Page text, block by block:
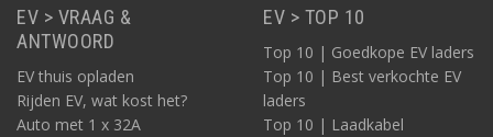
EV > VRAAG &
ANTWOORD
EV thuis opladen
Rijden EV, wat kost het?
Auto met 1 x 32A
EV > TOP 10
Top 10 | Goedkope EV laders
Top 10 | Best verkochte EV
laders
Top 10 | Laadkabel